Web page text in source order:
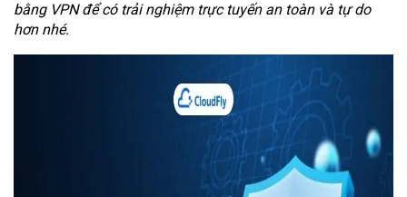
bằng VPN để có trải nghiệm trực tuyến an toàn và tự do
hơn nhé.